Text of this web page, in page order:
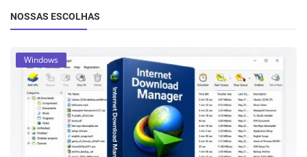
NOSSAS ESCOLHAS
Windows